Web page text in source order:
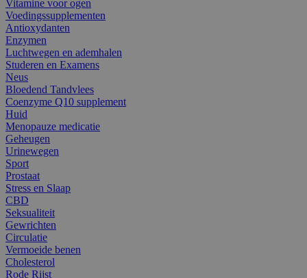
Vitamine voor ogen
Voedingssupplementen
Antioxydanten
Enzymen
Luchtwegen en ademhalen
Studeren en Examens
Neus
Bloedend Tandvlees
Coenzyme Q10 supplement
Huid
Menopauze medicatie
Geheugen
Urinewegen
Sport
Prostaat
Stress en Slaap
CBD
Seksualiteit
Gewrichten
Circulatie
Vermoeide benen
Cholesterol
Rode Rijst